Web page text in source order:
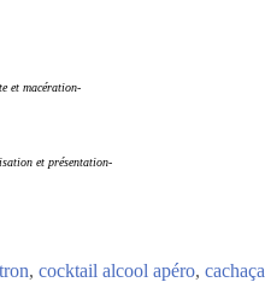
et macération-
et présentation-
, cocktail alcool apéro, cachaça